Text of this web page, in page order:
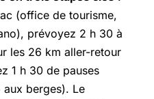
(office de tourisme,
prévoyez 2 h 30 à
les 26 km aller-retour
1 h 30 de pauses
berges). Le